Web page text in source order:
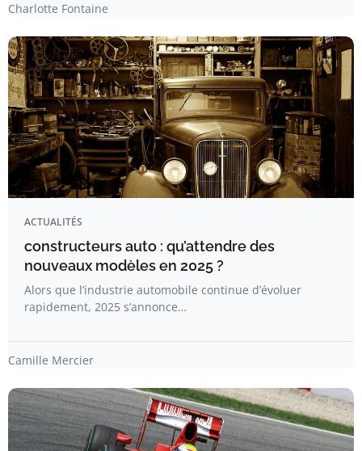
Charlotte Fontaine
ACTUALITÉS
constructeurs auto : qu’attendre des
nouveaux modèles en 2025 ?
Alors que l’industrie automobile continue d’évoluer
rapidement, 2025 s’annonce…
Camille Mercier